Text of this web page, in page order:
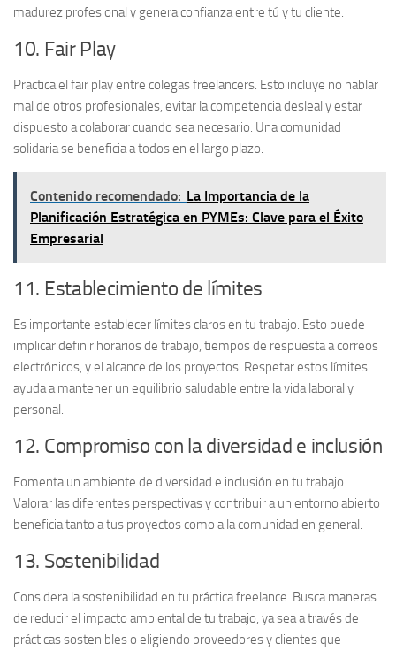
madurez profesional y genera confianza entre tú y tu cliente.
10. Fair Play
Practica el fair playentre colegas freelancers. Esto incluye no hablar
mal de otros profesionales, evitar la competencia desleal y estar
dispuesto a colaborar cuando sea necesario. Una comunidad
solidaria se beneficia a todos en el largo plazo.
Contenido recomendado: La Importancia de la
Planificación Estratégica en PYMEs: Clave para el Éxito
Empresarial
11. Establecimiento de límites
Es importante establecer límitesclaros en tu trabajo. Esto puede
implicar definir horarios de trabajo, tiempos de respuesta a correos
electrónicos, y el alcance de los proyectos. Respetar estos límites
ayuda a mantener un equilibrio saludable entre la vida laboral y
personal.
12. Compromiso con la diversidad e inclusión
Fomenta un ambiente de diversidad e inclusión en tu trabajo.
Valorar las diferentes perspectivas y contribuir a un entorno abierto
beneficia tanto a tus proyectos como a la comunidad en general.
13. Sostenibilidad
Considera lasostenibilidad en tu práctica freelance. Busca maneras
de reducir el impacto ambiental de tu trabajo, ya sea a través de
prácticas sostenibles o eligiendo proveedores y clientes que